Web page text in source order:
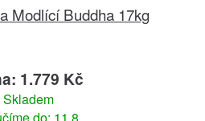
Modlící Buddha 17kg
1.779 Kč
Skladem